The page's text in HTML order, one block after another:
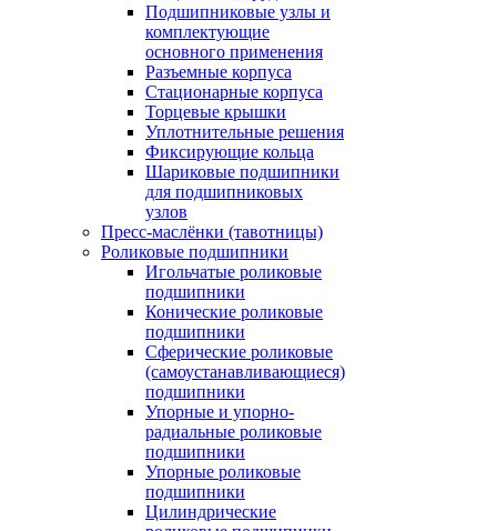
Подшипниковые узлы и
комплектующие
основного применения
Разъемные корпуса
Стационарные корпуса
Торцевые крышки
Уплотнительные решения
Фиксирующие кольца
Шариковые подшипники
для подшипниковых
узлов
Пресс-маслёнки (тавотницы)
Роликовые подшипники
Игольчатые роликовые
подшипники
Конические роликовые
подшипники
Сферические роликовые
(самоустанавливающиеся)
подшипники
Упорные и упорно-
радиальные роликовые
подшипники
Упорные роликовые
подшипники
Цилиндрические